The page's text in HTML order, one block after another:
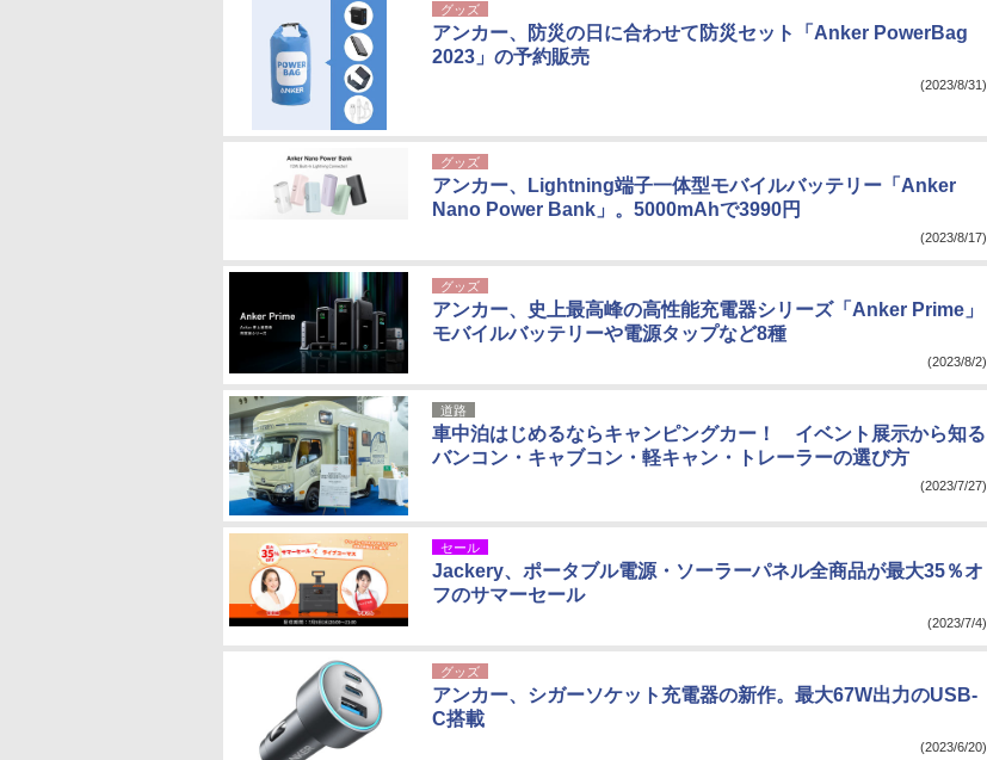
グッズ
アンカー、防災の日に合わせて防災セット「Anker PowerBag
2023」の予約販売
(2023/8/31)
グッズ
アンカー、Lightning端子一体型モバイルバッテリー「Anker
Nano Power Bank」。5000mAhで3990円
(2023/8/17)
グッズ
アンカー、史上最高峰の高性能充電器シリーズ「Anker Prime」
モバイルバッテリーや電源タップなど8種
(2023/8/2)
道路
車中泊はじめるならキャンピングカー！ イベント展示から知る
バンコン・キャブコン・軽キャン・トレーラーの選び方
(2023/7/27)
セール
Jackery、ポータブル電源・ソーラーパネル全商品が最大35％オ
フのサマーセール
(2023/7/4)
グッズ
アンカー、シガーソケット充電器の新作。最大67W出力のUSB-
C搭載
(2023/6/20)